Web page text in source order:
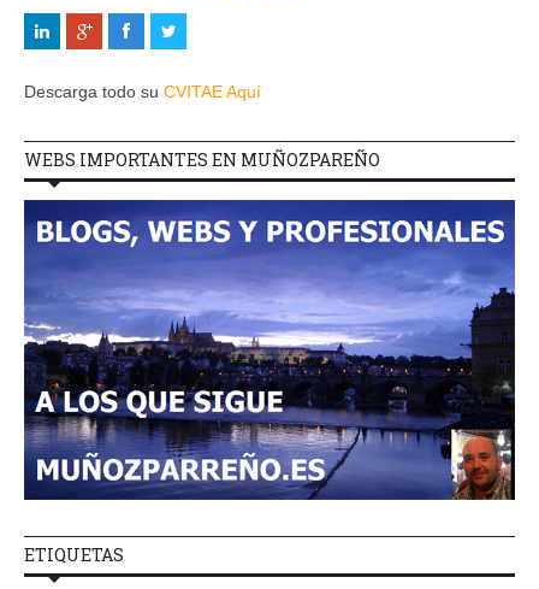
Descarga todo su CVITAE Aquí
WEBS IMPORTANTES EN MUÑOZPAREÑO
ETIQUETAS